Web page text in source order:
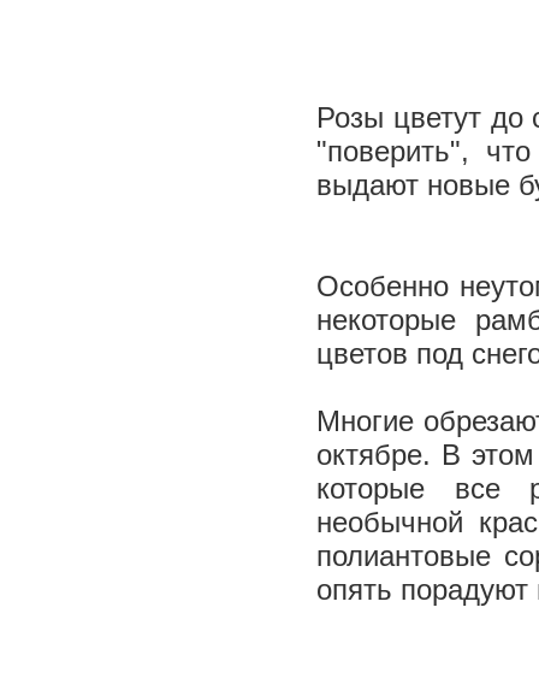
Розы цветут до
"поверить",
выдают новые
Особенно
некоторые
цветов под
Многие
октябре. В
которые все
необычной
полиантовые
опять